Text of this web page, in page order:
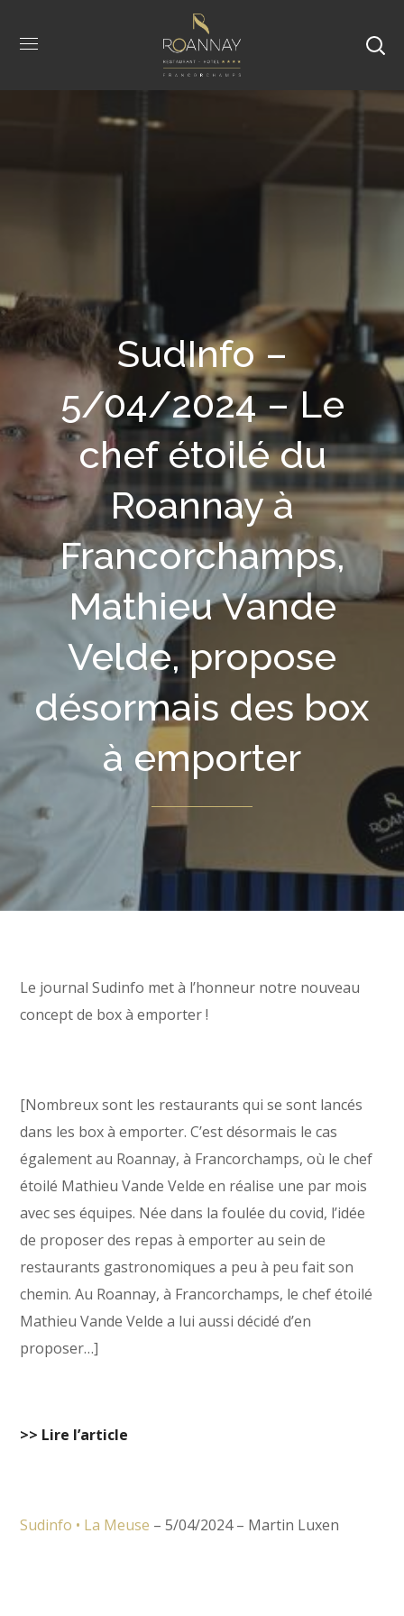
SudInfo –
5/04/2024 – Le
chef étoilé du
Roannay à
Francorchamps,
Mathieu Vande
Velde, propose
désormais des box
à emporter
Le journal Sudinfo met à l’honneur notre nouveau
concept de box à emporter !
[Nombreux sont les restaurants qui se sont lancés
dans les box à emporter. C’est désormais le cas
également au Roannay, à Francorchamps, où le chef
étoilé Mathieu Vande Velde en réalise une par mois
avec ses équipes. Née dans la foulée du covid, l’idée
de proposer des repas à emporter au sein de
restaurants gastronomiques a peu à peu fait son
chemin. Au Roannay, à Francorchamps, le chef étoilé
Mathieu Vande Velde a lui aussi décidé d’en
proposer…]
>> Lire l’article
Sudinfo • La Meuse – 5/04/2024 – Martin Luxen